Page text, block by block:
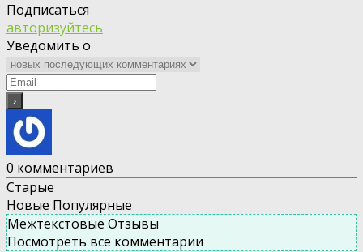
Подписаться
авторизуйтесь
Уведомить о
0 комментариев
Старые
Новые Популярные
Межтекстовые Отзывы
Посмотреть все комментарии